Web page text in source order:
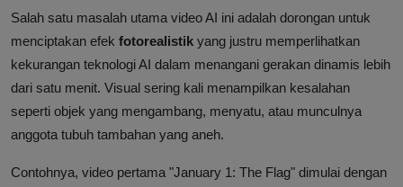
Salah satu masalah utama video AI ini adalah dorongan untuk
menciptakan efek fotorealistik yang justru memperlihatkan
kekurangan teknologi AI dalam menangani gerakan dinamis lebih
dari satu menit. Visual sering kali menampilkan kesalahan
seperti objek yang mengambang, menyatu, atau munculnya
anggota tubuh tambahan yang aneh.
Contohnya, video pertama "January 1: The Flag" dimulai dengan